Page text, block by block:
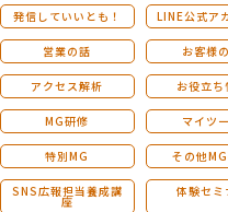
発信していいとも！ LINE公式ア
営業の話 お客様
アクセス解析 お役立ち
MG研修 マイツ
特別MG その他
SNS広報担当養成講
座
体験セミ